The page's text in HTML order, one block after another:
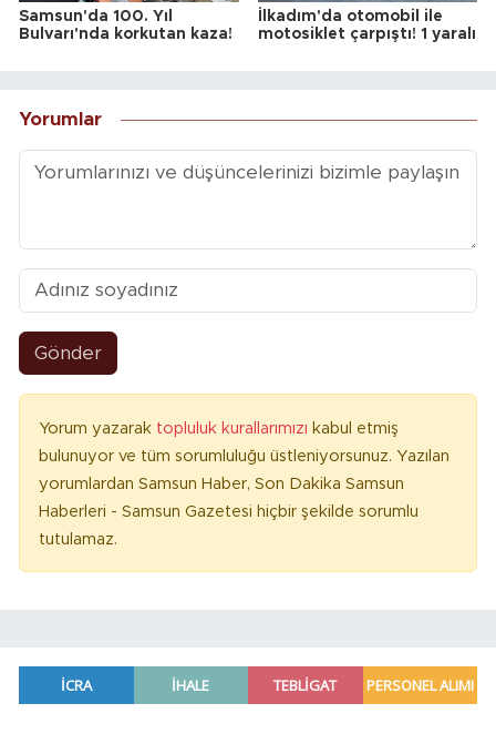
Samsun'da 100. Yıl
Bulvarı'nda korkutan kaza!
İlkadım'da otomobil ile
motosiklet çarpıştı! 1 yaralı
Yorumlar
Gönder
Yorum yazarak topluluk kurallarımızı kabul etmiş
bulunuyor ve tüm sorumluluğu üstleniyorsunuz. Yazılan
yorumlardan Samsun Haber, Son Dakika Samsun
Haberleri - Samsun Gazetesi hiçbir şekilde sorumlu
tutulamaz.